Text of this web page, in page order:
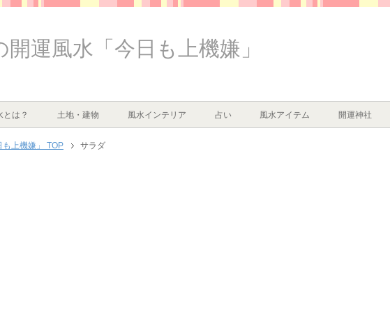
運風水「今日も上機嫌」
とは？ 土地・建物 風水インテリア 占い 風水アイテム 開運神社
上機嫌」 TOP サラダ